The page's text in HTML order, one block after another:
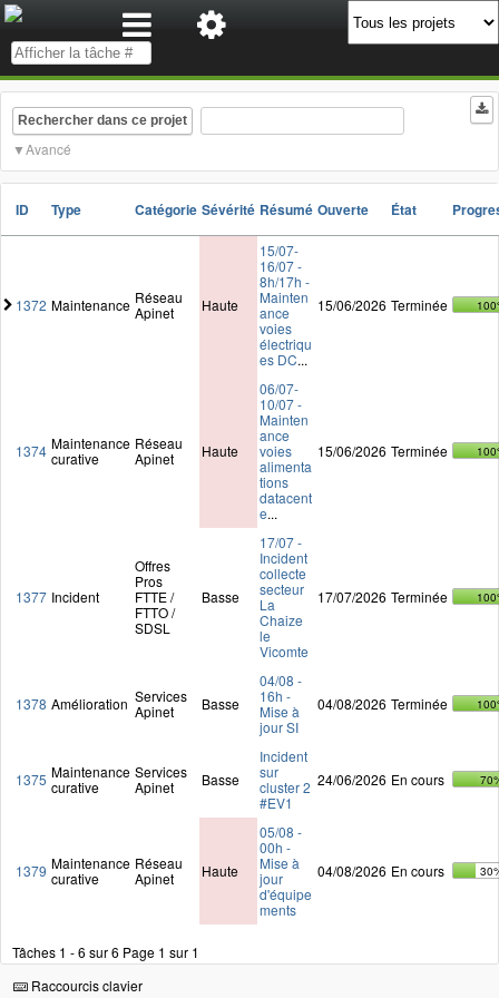
Rechercher dans ce projet
Avancé
ID Type Catégorie Sévérité Résumé Ouverte État
1372 Maintenance Réseau
Apinet
Haute
15/07-
16/07 -
8h/17h -
Mainten
ance
voies
électriqu
es DC...
15/06/2026 Terminée
1374 Maintenance
curative
Réseau
Apinet
Haute
06/07-
10/07 -
Mainten
ance
voies
alimenta
tions
datacent
e...
15/06/2026 Terminée
1377 Incident
Offres
Pros
FTTE /
FTTO /
SDSL
Basse
17/07 -
Incident
collecte
secteur
La
Chaize
le
Vicomte
17/07/2026 Terminée
1378 Amélioration Services
Apinet
Basse
04/08 -
16h -
Mise à
jour SI
04/08/2026 Terminée
1375 Maintenance
curative
Services
Apinet
Basse
Incident
sur
cluster 2
#EV1
24/06/2026 En cours
1379 Maintenance
curative
Réseau
Apinet
Haute
05/08 -
00h -
Mise à
jour
d'équipe
ments
04/08/2026 En cours
Tâches 1 - 6 sur 6 Page 1 sur 1
Raccourcis clavier